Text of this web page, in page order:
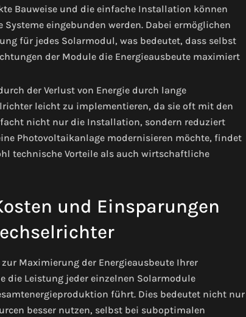
Bauweise und die einfache Installation können
eingebunden werden. Dabei ermöglichen
für jedes Solarmodul, was bedeutet, dass selbst
der Module die Energieausbeute maximiert
der Verlust von Energie durch lange
leicht zu implementieren, da sie oft mit den
nicht nur die Installation, sondern reduziert
Photovoltaikanlage modernisieren möchte, findet
technische Vorteile als auch wirtschaftliche
und Einsparungen
Maximierung der Energieausbeute Ihrer
die Leistung jeder einzelnen Solarmodule
führt. Dies bedeutet nicht nur
besser nutzen, selbst bei suboptimalen